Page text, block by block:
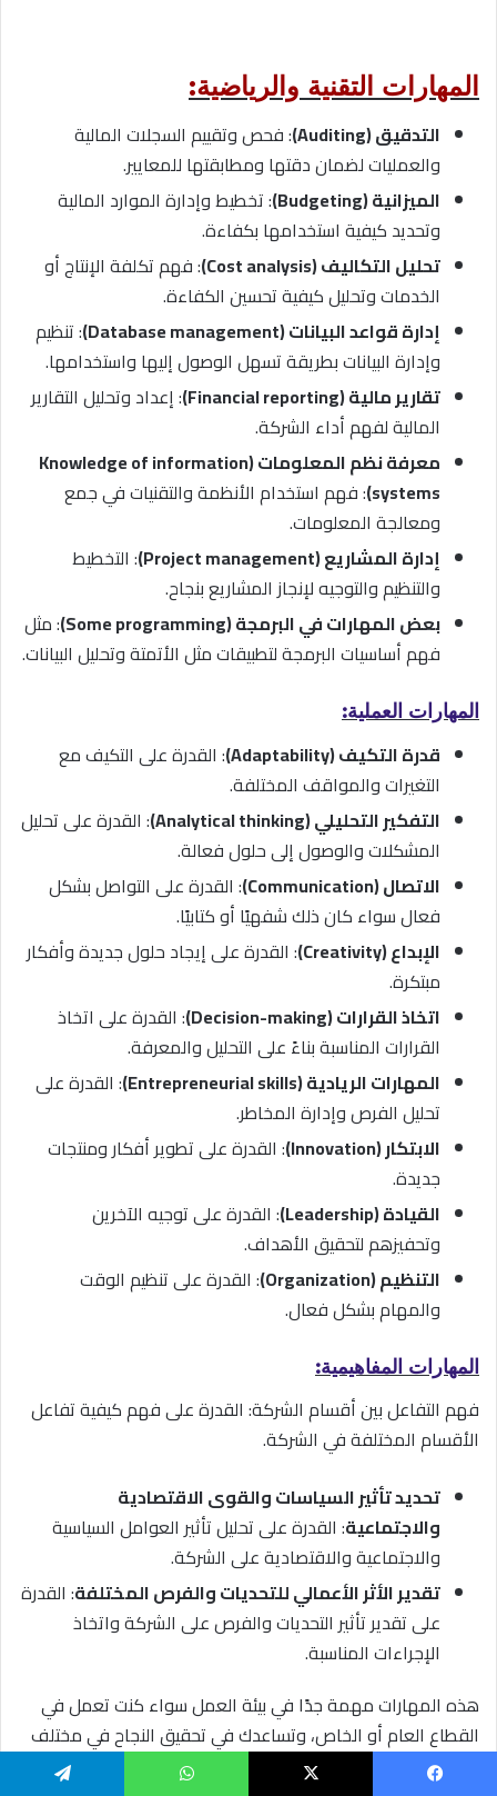
المهارات التقنية والرياضية:
التدقيق (Auditing)
: فحص وتقييم السجلات المالية
والعمليات لضمان دقتها ومطابقتها للمعايير.
الميزانية (Budgeting)
: تخطيط وإدارة الموارد المالية
وتحديد كيفية استخدامها بكفاءة.
تحليل التكاليف (Cost analysis)
: فهم تكلفة الإنتاج أو
الخدمات وتحليل كيفية تحسين الكفاءة.
إدارة قواعد البيانات (Database management)
: تنظيم
وإدارة البيانات بطريقة تسهل الوصول إليها واستخدامها.
تقارير مالية (Financial reporting)
: إعداد وتحليل التقارير
المالية لفهم أداء الشركة.
معرفة نظم المعلومات (Knowledge of information
systems) : فهم استخدام الأنظمة والتقنيات في جمع
ومعالجة المعلومات.
إدارة المشاريع (Project management)
: التخطيط
والتنظيم والتوجيه لإنجاز المشاريع بنجاح.
بعض المهارات في البرمجة (Some programming)
: مثل
فهم أساسيات البرمجة لتطبيقات مثل الأتمتة وتحليل البيانات.
المهارات العملية:
قدرة التكيف (Adaptability)
: القدرة على التكيف مع
التغيرات والمواقف المختلفة.
التفكير التحليلي (Analytical thinking)
: القدرة على تحليل
المشكلات والوصول إلى حلول فعالة.
الاتصال (Communication)
: القدرة على التواصل بشكل
فعال سواء كان ذلك شفهيًا أو كتابيًا.
الإبداع (Creativity)
: القدرة على إيجاد حلول جديدة وأفكار
مبتكرة.
اتخاذ القرارات (Decision-making)
: القدرة على اتخاذ
القرارات المناسبة بناءً على التحليل والمعرفة.
المهارات الريادية (Entrepreneurial skills)
: القدرة على
تحليل الفرص وإدارة المخاطر.
الابتكار (Innovation)
: القدرة على تطوير أفكار ومنتجات
جديدة.
القيادة (Leadership)
: القدرة على توجيه الآخرين
وتحفيزهم لتحقيق الأهداف.
التنظيم (Organization)
: القدرة على تنظيم الوقت
والمهام بشكل فعال.
المهارات المفاهيمية:
فهم التفاعل بين أقسام الشركة: القدرة على فهم كيفية تفاعل
الأقسام المختلفة في الشركة.
تحديد تأثير السياسات والقوى الاقتصادية
والاجتماعية: القدرة على تحليل تأثير العوامل السياسية
والاجتماعية والاقتصادية على الشركة.
تقدير الأثر الأعمالي للتحديات والفرص المختلفة: القدرة
على تقدير تأثير التحديات والفرص على الشركة واتخاذ
الإجراءات المناسبة.
هذه المهارات مهمة جدًا في بيئة العمل سواء كنت تعمل في
القطاع العام أو الخاص، وتساعدك في تحقيق النجاح في مختلف
مجالات العمل وتحقيق أهدافك المهنية.